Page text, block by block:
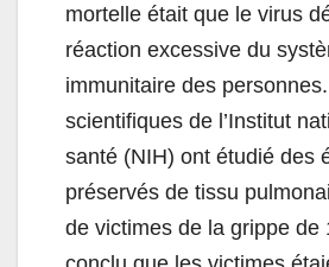
mortelle était que le virus
réaction excessive du
immunitaire des
scientifiques de l’Institut
santé (NIH) ont étudié des
préservés de tissu
de victimes de la grippe de